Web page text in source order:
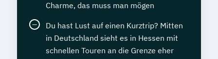
Imkern – von der Bienenhaltung zum
Honigverkauf
Immobilienmanagement (SGD)
Informationssicherheitsbeauftragte/r (IHK)
Charme, das muss man mögen
Du hast Lust auf einen Kurztrip? Mitten
in Deutschland sieht es in Hessen mit
schnellen Touren an die Grenze eher